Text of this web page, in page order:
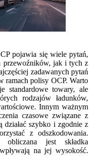
pojawia się wiele pytań,
przewoźników, jak i tych z
zadawanych pytań
ramach polisy OCP. Warto
standardowe towary, ale
rodzajów ładunków,
Innym ważnym
czasowe związane z
działać szybko i zgodnie z
z odszkodowania.
jest składka
na jej wysokość.